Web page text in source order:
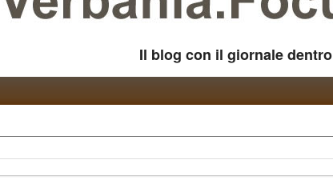
Il blog con il giornale dentro